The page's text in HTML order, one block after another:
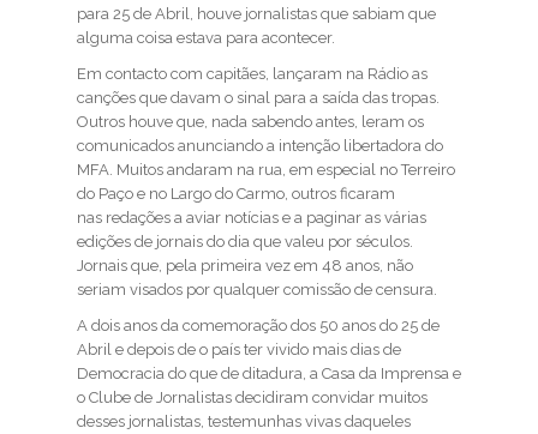
para 25 de Abril, houve jornalistas que sabiam que
alguma coisa estava para acontecer.
Em contacto com capitães, lançaram na Rádio as
canções que davam o sinal para a saída das tropas.
Outros houve que, nada sabendo antes, leram os
comunicados anunciando a intenção libertadora do
MFA. Muitos andaram na rua, em especial no Terreiro
do Paço e no Largo do Carmo, outros ficaram
nas redações a aviar notícias e a paginar as várias
edições de jornais do dia que valeu por séculos.
Jornais que, pela primeira vez em 48 anos, não
seriam visados por qualquer comissão de censura.
A dois anos da comemoração dos 50 anos do 25 de
Abril e depois de o país ter vivido mais dias de
Democracia do que de ditadura, a Casa da Imprensa e
o Clube de Jornalistas decidiram convidar muitos
desses jornalistas, testemunhas vivas daqueles